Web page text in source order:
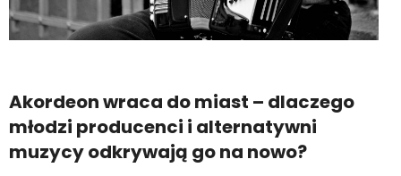
Akordeon wraca do miast – dlaczego
młodzi producenci i alternatywni
muzycy odkrywają go na nowo?